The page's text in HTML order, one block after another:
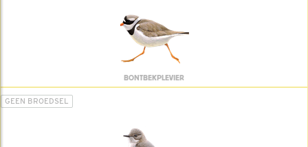
BONTBEKPLEVIER
GEEN BROEDSEL